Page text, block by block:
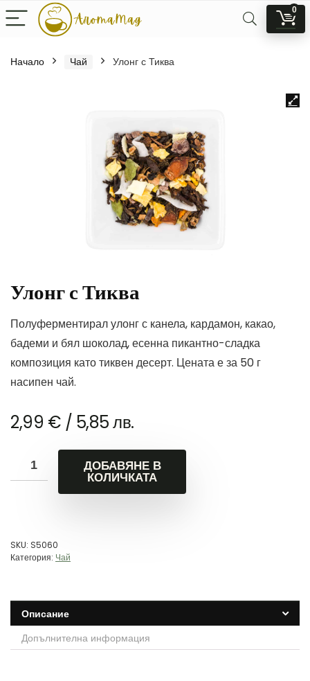
0
Начало Чай Улонг с Тиква
Улонг с Тиква
Полуферментирал улонг с канела, кардамон, какао,
бадеми и бял шоколад, есенна пикантно-сладка
композиция като тиквен десерт. Цената е за 50 г
насипен чай.
2,99 € / 5,85 лв.
ДОБАВЯНЕ В
КОЛИЧКАТА
SKU: S5060
Категория: Чай
Описание
Допълнителна информация